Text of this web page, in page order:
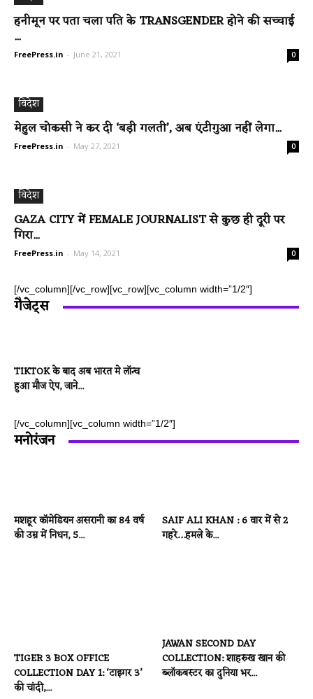
हनीमून पर पता चला पति के TRANSGENDER होने की सच्चाई
...
FreePress.in - June 21, 2021 0
विदेश
मेहुल चोकसी ने कर दी ‘बड़ी गलती’, अब एंटीगुआ नहीं लेगा...
FreePress.in - May 27, 2021 0
विदेश
GAZA CITY में FEMALE JOURNALIST से कुछ ही दूरी पर
गिरा...
FreePress.in - May 14, 2021 0
[/vc_column][/vc_row][vc_row][vc_column width=”1/2″]
गैजेट्स
TIKTOK के बाद अब भारत मे लॉन्च
हुआ मौज ऐप, जाने...
[/vc_column][vc_column width=”1/2″]
मनोरंजन
मशहूर कॉमेडियन असरानी का 84 वर्ष
की उम्र में निधन, 5...
SAIF ALI KHAN : 6 वार में से 2
गहरे…हमले के...
TIGER 3 BOX OFFICE
COLLECTION DAY 1: ‘टाइगर 3’
की चांदी,...
JAWAN SECOND DAY
COLLECTION: शाहरुख खान की
ब्लॉकबस्टर का दुनिया भर...